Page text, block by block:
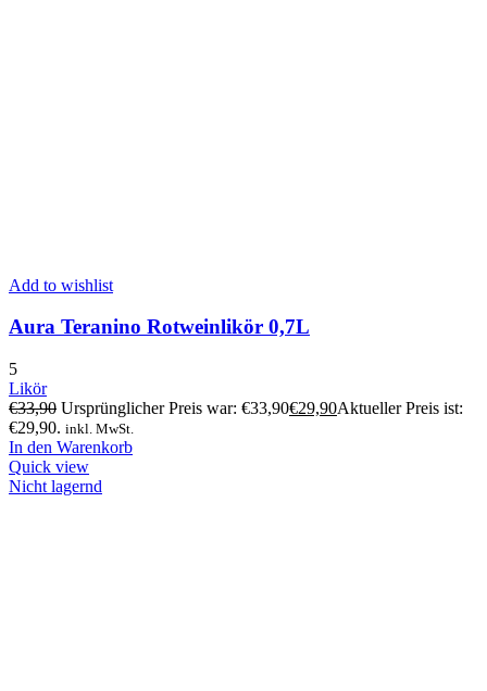
Add to wishlist
Aura Teranino Rotweinlikör 0,7L
5
Likör
€33,90 Ursprünglicher Preis war: €33,90€29,90Aktueller Preis ist:
€29,90. inkl. MwSt.
In den Warenkorb
Quick view
Nicht lagernd